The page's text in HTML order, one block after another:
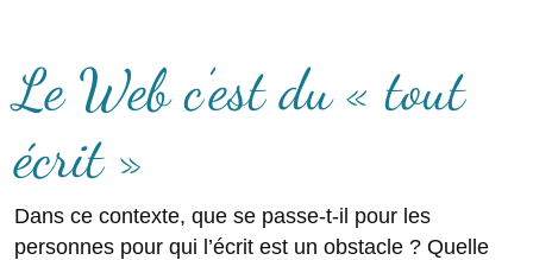
Le Web c’est du « tout
écrit »
Dans ce contexte, que se passe-t-il pour les
personnes pour qui l’écrit est un obstacle ? Quelle